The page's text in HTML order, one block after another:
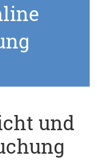
und